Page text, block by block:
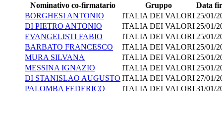
Nominativo co-firmatario
Gruppo
Data
BORGHESI ANTONIO
ITALIA DEI VALORI 25/01/
DI PIETRO ANTONIO
ITALIA DEI VALORI 25/01/
EVANGELISTI FABIO
ITALIA DEI VALORI 25/01/
BARBATO FRANCESCO
ITALIA DEI VALORI 25/01/
MURA SILVANA
ITALIA DEI VALORI 25/01/
MESSINA IGNAZIO
ITALIA DEI VALORI 25/01/
DI STANISLAO AUGUSTO ITALIA DEI VALORI 27/01/
PALOMBA FEDERICO
ITALIA DEI VALORI31/01/